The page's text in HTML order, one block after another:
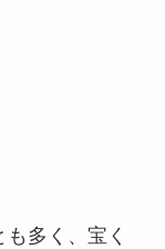
多く、宝く